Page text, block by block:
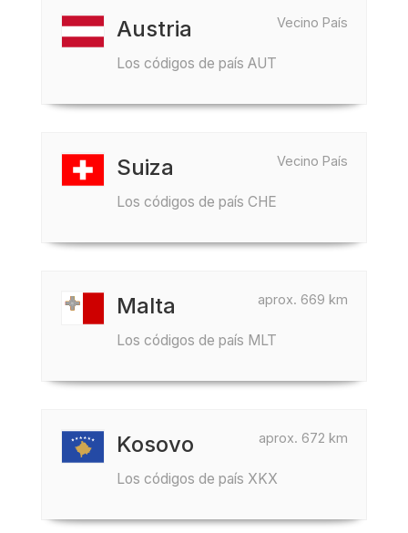
Vecino País
Austria
Los códigos de país AUT
Vecino País
Suiza
Los códigos de país CHE
aprox. 669 km
Malta
Los códigos de país MLT
aprox. 672 km
Kosovo
Los códigos de país XKX